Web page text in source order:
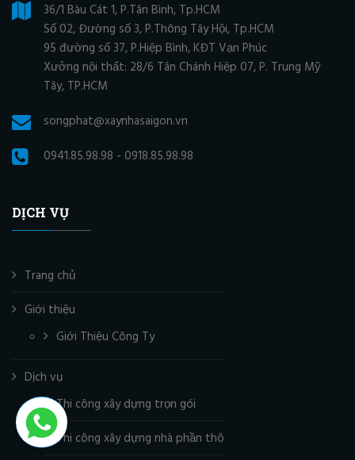
36/1 Bàu Cát 1, P.Tân Bình, Tp.HCM
Số 02, Đường số 3, P.Thông Tây Hội, Tp.HCM
95 đường số 37, P.Hiệp Bình, KĐT Vạn Phúc
Xưởng nội thất: 28/6 Tân Chánh Hiệp 07, P. Trung Mỹ
Tây, TP.HCM
songphat@xaynhasaigon.vn
0941.85.98.98 - 0918.85.98.98
DỊCH VỤ
Trang chủ
Giới thiệu
Giới Thiệu Công Ty
Dịch vụ
Thi công xây dựng trọn gói
Thi công xây dựng nhà phần thô